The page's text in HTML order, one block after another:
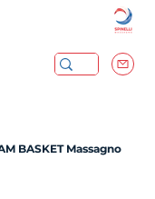
BASKET Massagno